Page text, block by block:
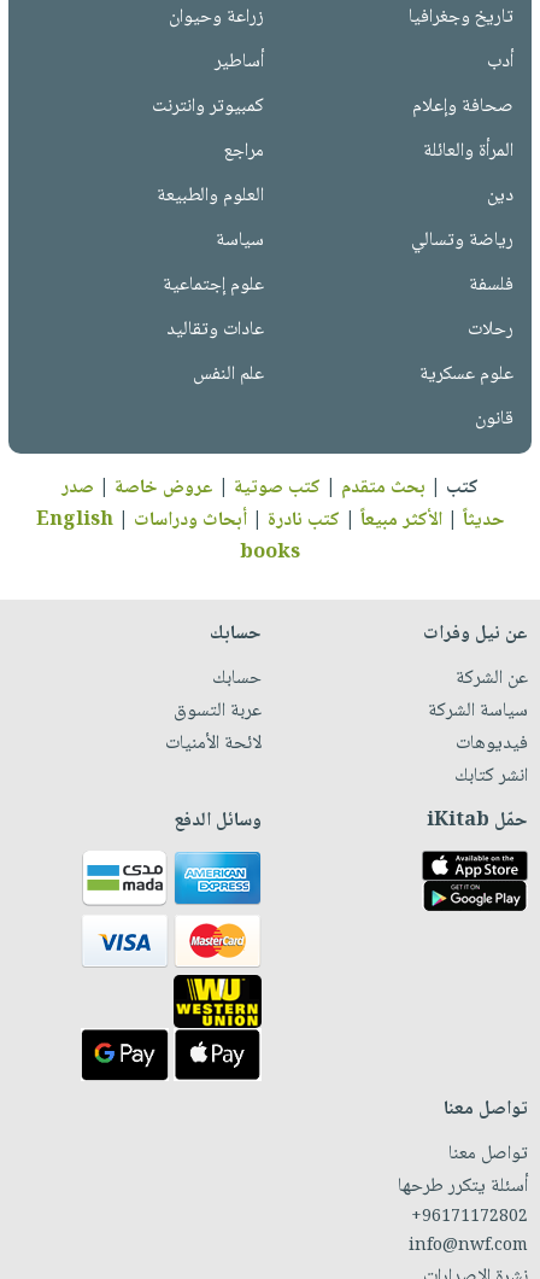
تاريخ وجغرافيا
زراعة وحيوان
أدب
أساطير
صحافة وإعلام
كمبيوتر وانترنت
المرأة والعائلة
مراجع
دين
العلوم والطبيعة
رياضة وتسالي
سياسة
فلسفة
علوم إجتماعية
رحلات
عادات وتقاليد
علوم عسكرية
علم النفس
قانون
كتب | بحث متقدم | كتب صوتية | عروض خاصة | صدر
حديثاً |الأكثر مبيعاً | كتب نادرة |أبحاث ودراسات |
English
books
عن نيل وفرات
عن الشركة
سياسة الشركة
فيديوهات
انشر كتابك
حسابك
حسابك
عربة التسوق
لائحة الأمنيات
حمّل iKitab وسائل الدفع
تواصل معنا
تواصل معنا
أسئلة يتكرر طرحها
+96171172802
info@nwf.com